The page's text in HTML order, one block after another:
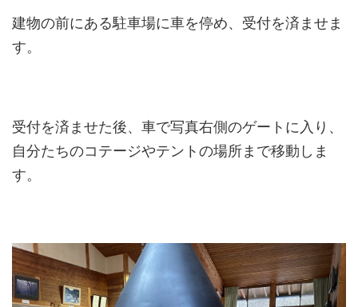
建物の前にある駐車場に車を停め、受付を済ませま
す。
受付を済ませた後、車で写真右側のゲートに入り、
自分たちのコテージやテントの場所まで移動しま
す。